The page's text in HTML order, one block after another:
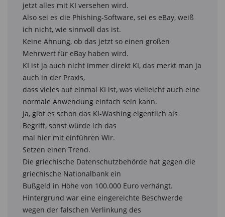
jetzt alles mit KI versehen wird.
Also sei es die Phishing-Software, sei es eBay, weiß
ich nicht, wie sinnvoll das ist.
Keine Ahnung, ob das jetzt so einen großen
Mehrwert für eBay haben wird.
KI ist ja auch nicht immer direkt KI, das merkt man ja
auch in der Praxis,
dass vieles auf einmal KI ist, was vielleicht auch eine
normale Anwendung einfach sein kann.
Ja, gibt es schon das KI-Washing eigentlich als
Begriff, sonst würde ich das
mal hier mit einführen Wir.
Setzen einen Trend.
Die griechische Datenschutzbehörde hat gegen die
griechische Nationalbank ein
Bußgeld in Höhe von 100.000 Euro verhängt.
Hintergrund war eine eingereichte Beschwerde
wegen der falschen Verlinkung des